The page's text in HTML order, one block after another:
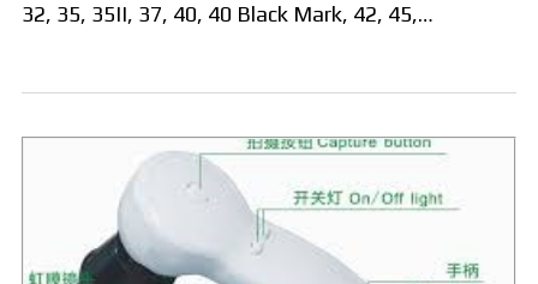
32, 35, 35II, 37, 40, 40 Black Mark, 42, 45,…